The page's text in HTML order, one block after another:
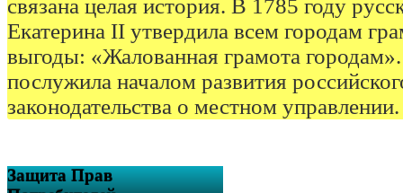
связана целая история. В 1785 году
Екатерина II утвердила всем городам
выгоды: «Жалованная грамота
послужила началом развития
законодательства о местном управлении.
Защита Прав